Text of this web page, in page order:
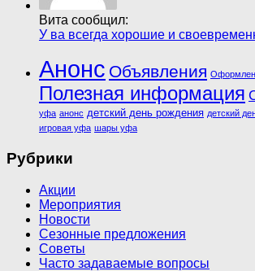
Вита сообщил:
У ва всегда хорошие и
Анонс Объявления
Полезная информация
уфа анонс детский день рождения детский
игровая уфа шары уфа
Рубрики
Акции
Мероприятия
Новости
Сезонные предложения
Советы
Часто задаваемые вопросы